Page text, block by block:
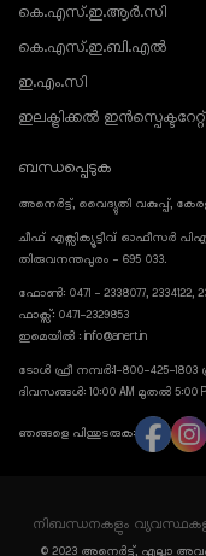
കെ.എസ്.ഇ.ആർ.സി
കെ.എസ്.ഇ.ബി.എൽ
ഇ.എം.സി
ഇലക്ട്രിക്കൽ ഇൻസ്പെക്ടറേറ്റ്
ബന്ധപ്പെടുക
അനെർട്ട്, വൈദ്യുതി വകുപ്പ്,
ചീഫ് എക്സിക്യൂട്ടീവ് ഓഫീസർ
തിരുവനന്തപുരം - 695 033.
ഫോൺ: 0471 - 2338077, 2334122,
ഫാക്സ്: 0471-2329853
ഇമെയിൽ : info@anert.in
ടോൾ ഫ്രീ നമ്പർ:1-800-425-
ദിവസങ്ങൾ: 10:00 AM മുതൽ 5:00
ഞങ്ങളെ പിന്തുടരുക:
നിബന്ധനകളും
© 2023 അനെർട്ട്, എല്ലാ